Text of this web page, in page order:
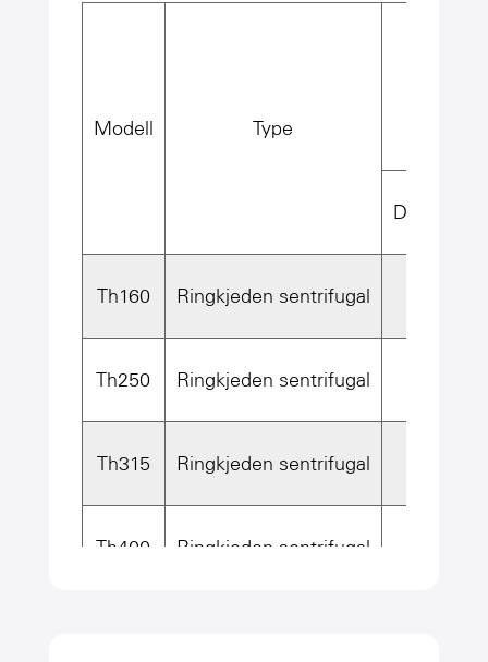
Modell Type
Dyp bøtte
Th160 Ringkjeden sentrifugal
Th250 Ringkjeden sentrifugal
Th315 Ringkjeden sentrifugal
Th400 Ringkjeden sentrifugal